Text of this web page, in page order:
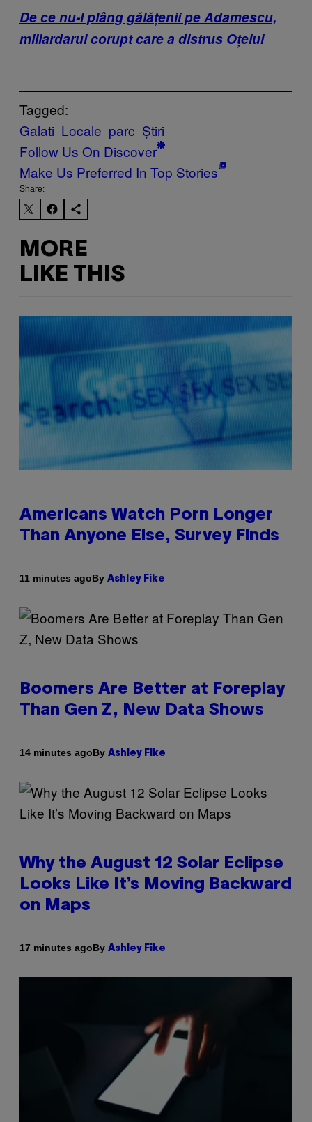
De ce nu-l plâng gălățenii pe Adamescu,
miliardarul corupt care a distrus Oțelul
Tagged:
Galati Locale parc Știri
Follow Us On Discover
Make Us Preferred In Top Stories
Share:
MORE
LIKE THIS
Americans Watch Porn Longer
Than Anyone Else, Survey Finds
11 minutes agoBy Ashley Fike
Boomers Are Better at Foreplay
Than Gen Z, New Data Shows
14 minutes agoBy Ashley Fike
Why the August 12 Solar Eclipse
Looks Like It’s Moving Backward
on Maps
17 minutes agoBy Ashley Fike